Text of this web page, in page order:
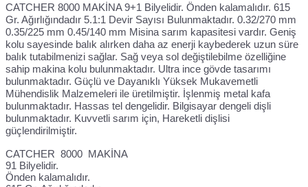
CATCHER 8000 MAKİNA 9+1 Bilyelidir. Önden kalamalıdır. 615
Gr. Ağırlığındadır 5.1:1 Devir Sayısı Bulunmaktadır. 0.32/270 mm
0.35/225 mm 0.45/140 mm Misina sarım kapasitesi vardır. Geniş
kolu sayesinde balık alırken daha az enerji kaybederek uzun süre
balık tutabilmenizi sağlar. Sağ veya sol değiştilebilme özelliğine
sahip makina kolu bulunmaktadır. Ultra ince gövde tasarımı
bulunmaktadır. Güçlü ve Dayanıklı Yüksek Mukavemetli
Mühendislik Malzemeleri ile üretilmiştir. İşlenmiş metal kafa
bulunmaktadır. Hassas tel dengelidir. Bilgisayar dengeli dişli
bulunmaktadır. Kuvvetli sarım için, Hareketli dişlisi
güçlendirilmiştir.
CATCHER 8000 MAKİNA
91 Bilyelidir.
Önden kalamalıdır.